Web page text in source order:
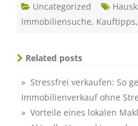
Uncategorized
Immobiliensuche, Kauftipps,
Related posts
» Stressfrei verkaufen: So
Immobilienverkauf ohne
» Vorteile eines lokalen